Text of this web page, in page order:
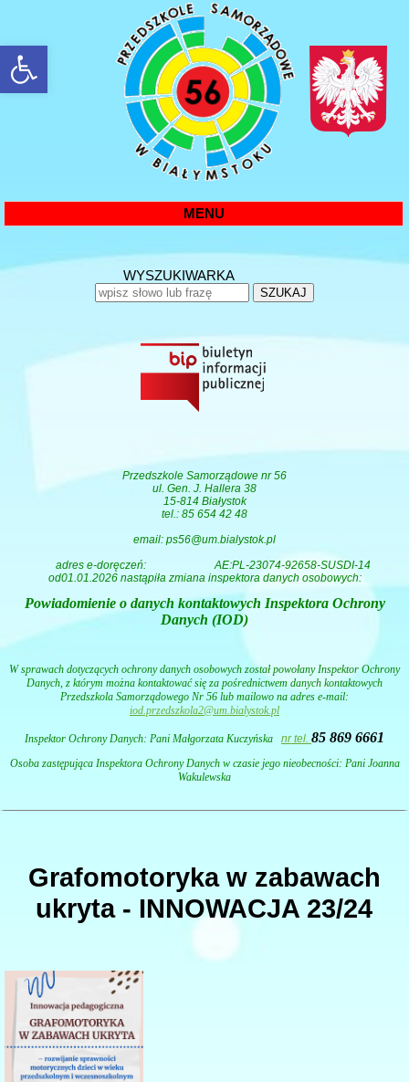
rozwiń/zwiń panel
MENU
WYSZUKIWARKA
SZUKAJ
Przedszkole Samorządowe nr 56
ul. Gen. J. Hallera 38
15-814 Białystok
tel.: 85 654 42 48
email: ps56@um.bialystok.pl
adres e-doręczeń:AE:PL-23074-92658-SUSDI-14
od01.01.2026 nastąpiła zmiana inspektora danych osobowych:
Powiadomienie o danych kontaktowych Inspektora Ochrony
Danych (IOD)
W sprawach dotyczących ochrony danych osobowych został powołany Inspektor Ochrony
Danych, z którym można kontaktować się za pośrednictwem danych kontaktowych
Przedszkola Samorządowego Nr 56 lub mailowo na adres e-mail:
iod.przedszkola2@um.bialystok.pl
Inspektor Ochrony Danych: Pani Małgorzata Kuczyńska nr tel. 85 869 6661
Osoba zastępująca Inspektora Ochrony Danych w czasie jego nieobecności: Pani Joanna
Wakulewska
Grafomotoryka w zabawach
ukryta - INNOWACJA 23/24